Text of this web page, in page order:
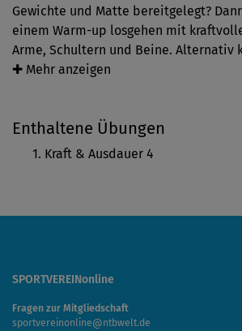
Gewichte und Matte bereitgelegt?
einem Warm-up losgehen mit
Arme, Schultern und Beine. Alternativ
Wasserflaschen oder ganz ohne
verschiedene Übungsoptionen an die
deiner Kraft stärkst du in diesem
✚ Mehr anzeigen
Enthaltene Übungen
Kraft & Ausdauer 4
SPORTVEREINonline
Fragen zur Mitgliedschaft
sportvereinonline@ntbwelt.de